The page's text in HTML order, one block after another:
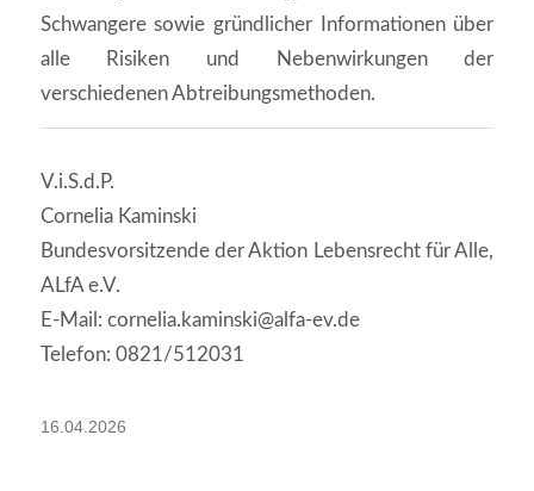
Schwangere sowie gründlicher Informationen über
alle Risiken und Nebenwirkungen der
verschiedenen Abtreibungsmethoden.
V.i.S.d.P.
Cornelia Kaminski
Bundesvorsitzende der Aktion Lebensrecht für Alle,
ALfA e.V.
E-Mail: cornelia.kaminski@alfa-ev.de
Telefon: 0821/512031
16.04.2026